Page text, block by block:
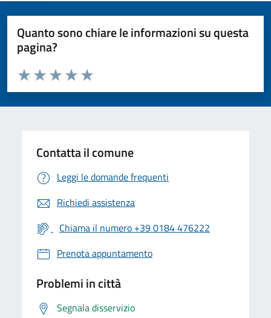
Quanto sono chiare le informazioni su questa
pagina?
Valuta da 1 a 5 stelle la pagina
Valuta 5 stelle su 5
Valuta 4 stelle su 5
Valuta 3 stelle su 5
Valuta 2 stelle su 5
Valuta 1 stelle su 5
Contatta il comune
Leggi le domande frequenti
Richiedi assistenza
Chiama il numero +39 0184 476222
Prenota appuntamento
Problemi in città
Segnala disservizio